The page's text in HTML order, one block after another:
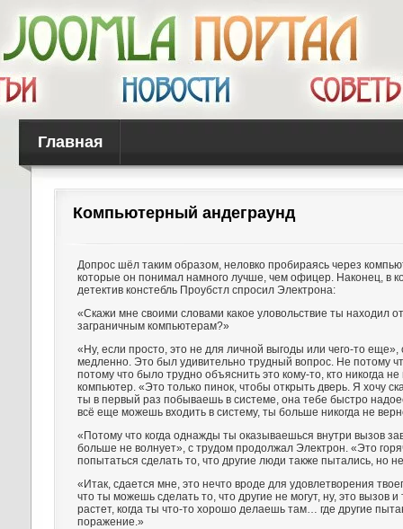
Главная
Компьютерный андеграунд
Допрос шёл таким образом, неловко пробираясь через
которые он понимал намного лучше, чем офицер. Наконец, в
детектив констебль Проубстл спросил Электрона:
«Скажи мне своими словами какое уловольствие ты находил
заграничным компьютерам?»
«Ну, если просто, это не для личной выгоды или чего-то еще»,
медленно. Это был удивительно трудный вопрос. Не потому
потому что было трудно объяснить это кому-то, кто никогда
компьютер. «Это только пинок, чтобы открыть дверь. Я хочу
ты в первый раз побываешь в системе, она тебе быстро
всё еще можешь входить в систему, ты больше никогда не
«Потому что когда однажды ты оказываешься внутри вызов
больше не волнует», с трудом продолжал Электрон. «Это
попытаться сделать то, что другие люди также пытались, но
«Итак, сдается мне, это нечто вроде для удовлетворения
что ты можешь сделать то, что другие не могут, ну, это вызов и
растет, когда ты что-то хорошо делаешь там… где другие
поражение.»